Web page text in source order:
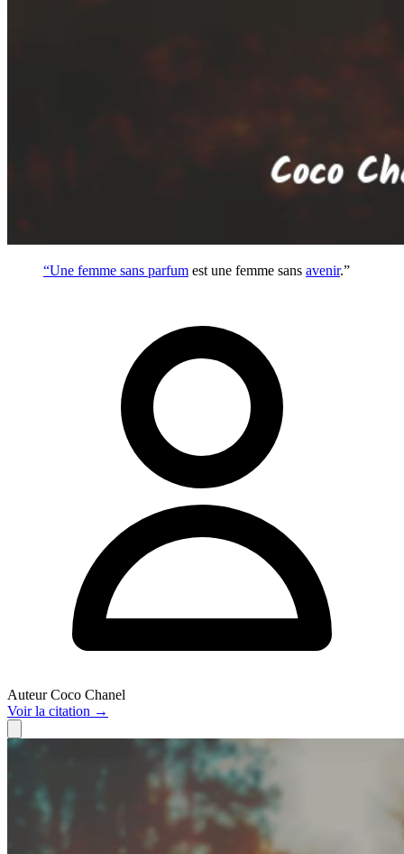
“Une femme sans parfum est une femme sans avenir.”
Auteur Coco Chanel
Voirla citation →